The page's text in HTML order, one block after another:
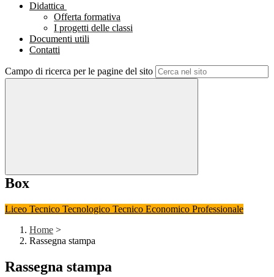
Didattica
Offerta formativa
I progetti delle classi
Documenti utili
Contatti
Campo di ricerca per le pagine del sito
Box
Liceo Tecnico Tecnologico Tecnico Economico Professionale
Home >
Rassegna stampa
Rassegna stampa